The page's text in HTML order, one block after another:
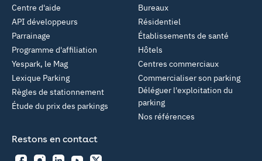
Bureaux
Résidentiel
Établissements de santé
Hôtels
Centres commerciaux
Commercialiser son parking
Déléguer l'exploitation du
parking
Nos références
Centre d'aide
API développeurs
Parrainage
Programme d'affiliation
Yespark, le Mag
Lexique Parking
Règles de stationnement
Étude du prix des parkings
Restons en contact